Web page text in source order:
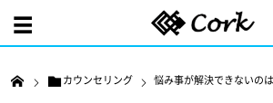
カウンセリング 悩み事が解決できないの